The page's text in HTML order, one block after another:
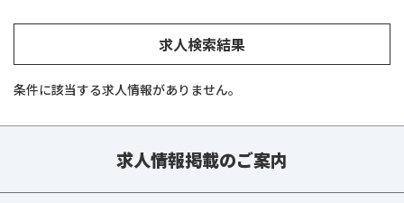
求人検索結果
条件に該当する求人情報がありません。
求人情報掲載のご案内